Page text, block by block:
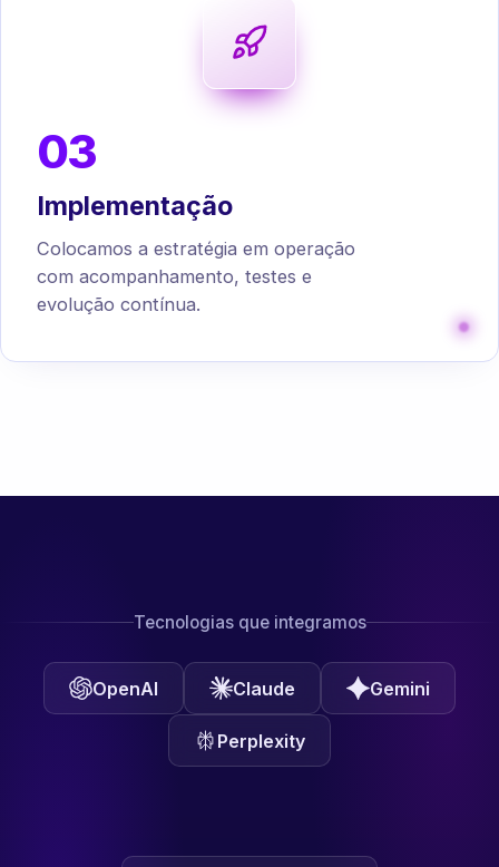
03
Implementação
Colocamos a estratégia em operação
com acompanhamento, testes e
evolução contínua.
Tecnologias que integramos
OpenAI Claude Gemini
Perplexity